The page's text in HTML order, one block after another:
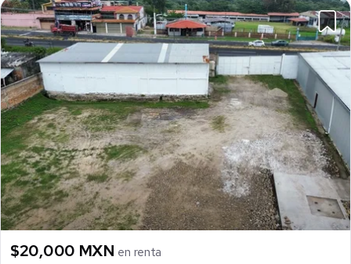
$20,000 MXN en renta